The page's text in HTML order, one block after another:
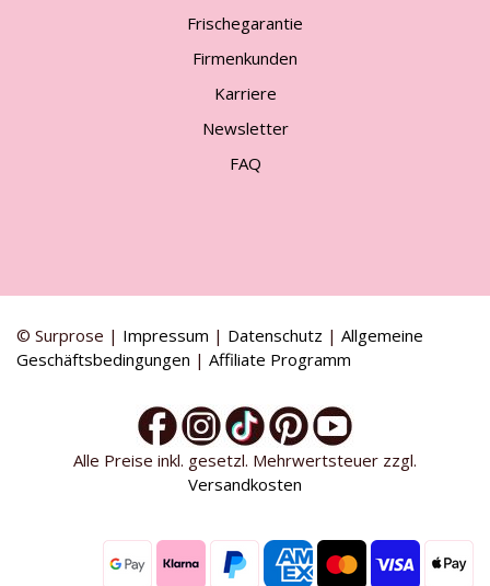
Frischegarantie
Firmenkunden
Karriere
Newsletter
FAQ
© Surprose | Impressum | Datenschutz | Allgemeine
Geschäftsbedingungen | Affiliate Programm
Alle Preise inkl. gesetzl. Mehrwertsteuer zzgl.
Versandkosten